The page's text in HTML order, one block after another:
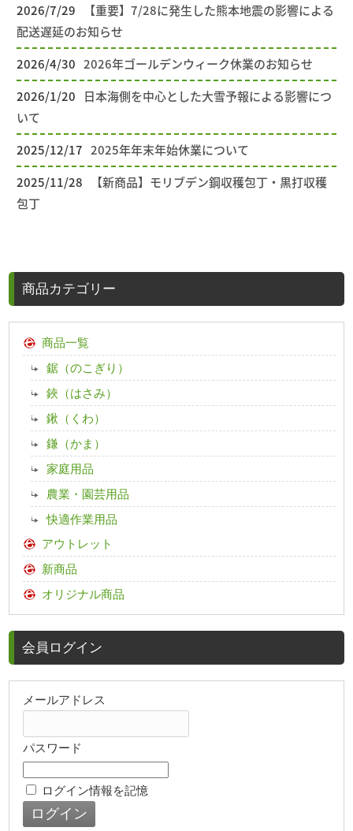
2026/7/29
【重要】7/28に発生した熊本地震の影響による
配送遅延のお知らせ
2026/4/30 2026年ゴールデンウィーク休業のお知らせ
2026/1/20
日本海側を中心とした大雪予報による影響につ
いて
2025/12/17 2025年年末年始休業について
2025/11/28
【新商品】モリブデン鋼収穫包丁・黒打収穫
包丁
商品カテゴリー
商品一覧
鋸（のこぎり）
鋏（はさみ）
鍬（くわ）
鎌（かま）
家庭用品
農業・園芸用品
快適作業用品
アウトレット
新商品
オリジナル商品
会員ログイン
メールアドレス
パスワード
ログイン情報を記憶